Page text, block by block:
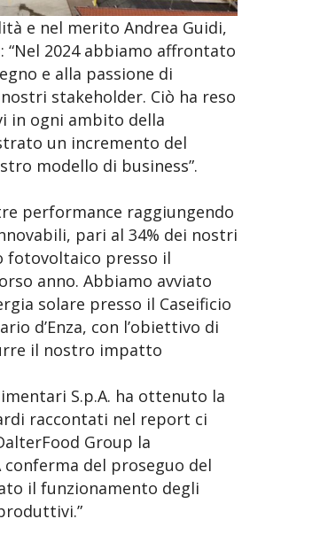
e nel merito Andrea Guidi,
“Nel 2024 abbiamo affrontato
e alla passione di
stakeholder. Ciò ha reso
in ogni ambito della
un incremento del
modello di business”.
performance raggiungendo
pari al 34% dei nostri
fotovoltaico presso il
anno. Abbiamo avviato
solare presso il Caseificio
d’Enza, con l’obiettivo di
il nostro impatto
S.p.A. ha ottenuto la
raccontati nel report ci
Group la
del proseguo del
il funzionamento degli